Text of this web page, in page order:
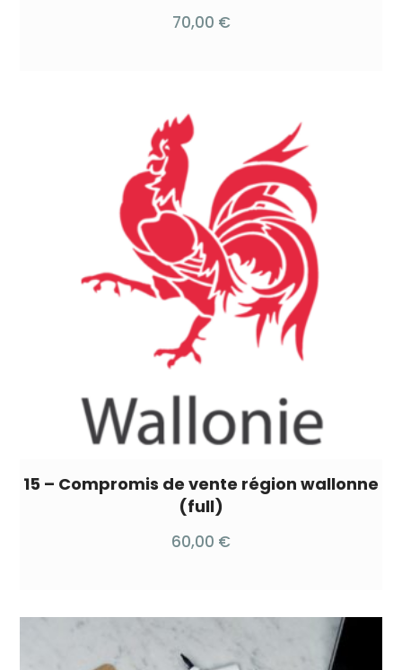
70,00 €
15 – Compromis de vente région wallonne
(full)
60,00 €